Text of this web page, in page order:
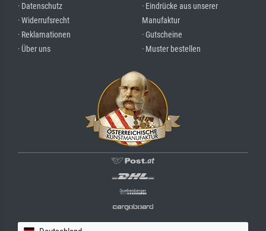
· Datenschutz
· Widerrufsrecht
· Reklamationen
· Über uns
· Eindrücke aus unserer
Manufaktur
· Gutscheine
· Muster bestellen